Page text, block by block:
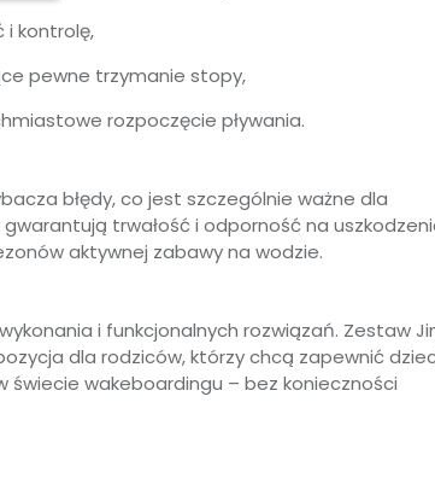
kontrolę,
pewne trzymanie stopy,
rozpoczęcie pływania.
błędy, co jest szczególnie ważne dla
trwałość i odporność na
aktywnej zabawy na wodzie.
i funkcjonalnych rozwiązań. Zestaw
dla rodziców, którzy chcą zapewnić
wakeboardingu – bez konieczności